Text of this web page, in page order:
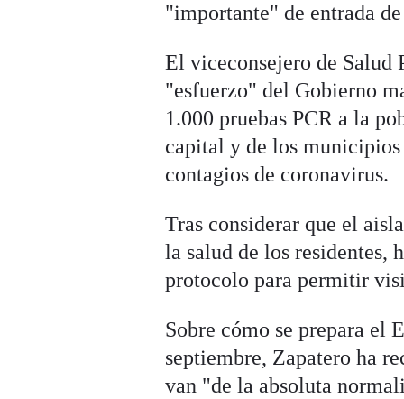
"importante" de entrada
El viceconsejero de Salud
"esfuerzo" del Gobierno
1.000 pruebas PCR a la
capital y de los municipios
contagios de coronavirus.
Tras considerar que el
la salud de los residentes,
protocolo para permitir
Sobre cómo se prepara el
septiembre, Zapatero ha
van "de la absoluta